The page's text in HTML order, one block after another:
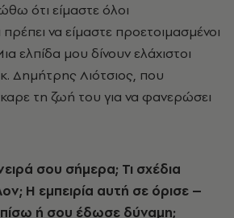
ότι είμαστε όλοι
να είμαστε προετοιμασμένοι
ελπίδα μου δίνουν ελάχιστοι
Δημήτρης Λιότσιος, που
τη ζωή του για να φανερώσει
σου σήμερα; Τι σχέδια
Η εμπειρία αυτή σε όρισε –
ή σου έδωσε δύναμη;